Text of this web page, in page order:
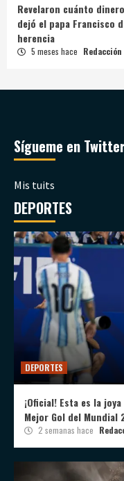
Revelaron cuánto dinero
dejó el papa Francisco
herencia
5 meses hace Redacción
Sígueme en Twitter
Mis tuits
DEPORTES
DEPORTES
¡Oficial! Esta es la
Mejor Gol del Mundial
2 semanas hace